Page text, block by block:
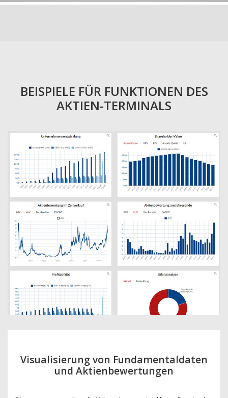
BEISPIELE FÜR FUNKTIONEN DES
AKTIEN-TERMINALS
Visualisierung von Fundamentaldaten
und Aktienbewertungen